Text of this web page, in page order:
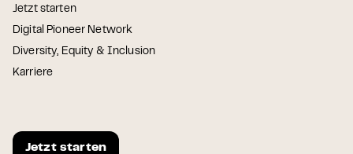
Jetzt starten
Digital Pioneer Network
Diversity, Equity & Inclusion
Karriere
Jetzt starten